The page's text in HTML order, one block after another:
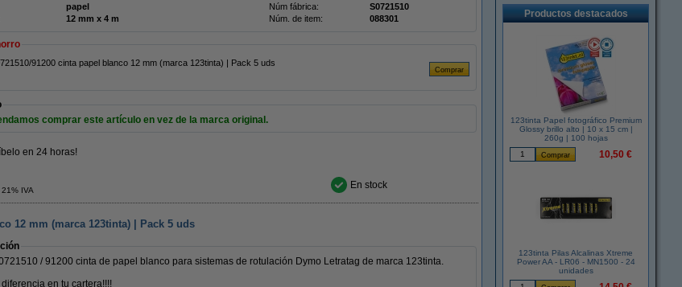
papel Núm fábrica:
S0721510
12 mm x 4 m Núm. de item: 088301
91200 cinta papel blanco 12 mm (marca 123tinta) | Pack 5 uds
comprar este artículo en vez de la marca original.
en 24 horas!
IVA En stock
12 mm (marca 123tinta) | Pack 5 uds
/ 91200 cinta de papel blanco para sistemas de rotulación Dymo Letratag de marca 123tinta.
en tu cartera!!!!
Productos destacados
123tinta Papel fotográfico Premium
Glossy brillo alto | 10 x 15 cm |
260g | 100 hojas
10,50 €
123tinta Pilas Alcalinas Xtreme
Power AA - LR06 - MN1500 - 24
unidades